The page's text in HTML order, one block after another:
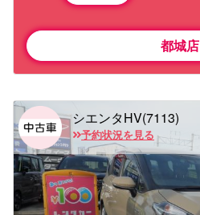
都城店
シエンタHV(7113)
予約状況を見る